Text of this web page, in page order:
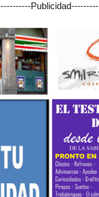
----------Publicidad---------